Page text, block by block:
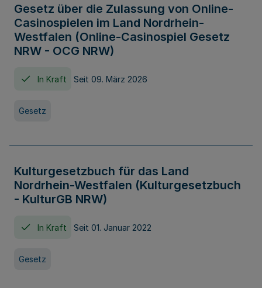
Gesetz über die Zulassung von Online-
Casinospielen im Land Nordrhein-
Westfalen (Online-Casinospiel Gesetz
NRW - OCG NRW)
In Kraft Seit 09. März 2026
Gesetz
Kulturgesetzbuch für das Land
Nordrhein-Westfalen (Kulturgesetzbuch
- KulturGB NRW)
In Kraft Seit 01. Januar 2022
Gesetz